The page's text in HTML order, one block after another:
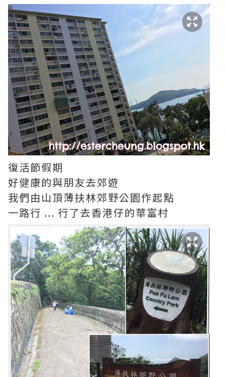
復活節假期
好健康的與朋友去郊遊
我們由山頂薄扶林郊野公園作起點
一路行 ... 行了去香港仔的華富村